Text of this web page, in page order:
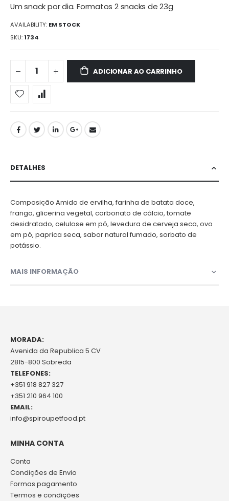
Um snack por dia. Formatos 2 snacks de 23g
AVAILABILITY: EM STOCK
SKU 1734
ADICIONAR AO CARRINHO
DETALHES
Composição Amido de ervilha, farinha de batata doce,
frango, glicerina vegetal, carbonato de cálcio, tomate
desidratado, celulose em pó, levedura de cerveja seca, ovo
em pó, paprica seca, sabor natural fumado, sorbato de
potássio.
MAIS INFORMAÇÃO
MORADA:
Avenida da Republica 5 CV
2815-800 Sobreda
TELEFONES:
+351 918 827 327
+351 210 964 100
EMAIL:
info@spiroupetfood.pt
MINHA CONTA
Conta
Condições de Envio
Formas pagamento
Termos e condições